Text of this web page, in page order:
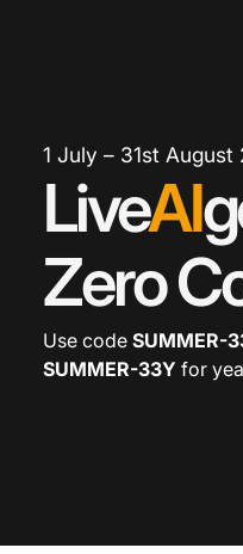
1 July – 31st August
LiveAI
Zero
Use code SUMMER-
SUMMER-33Y for